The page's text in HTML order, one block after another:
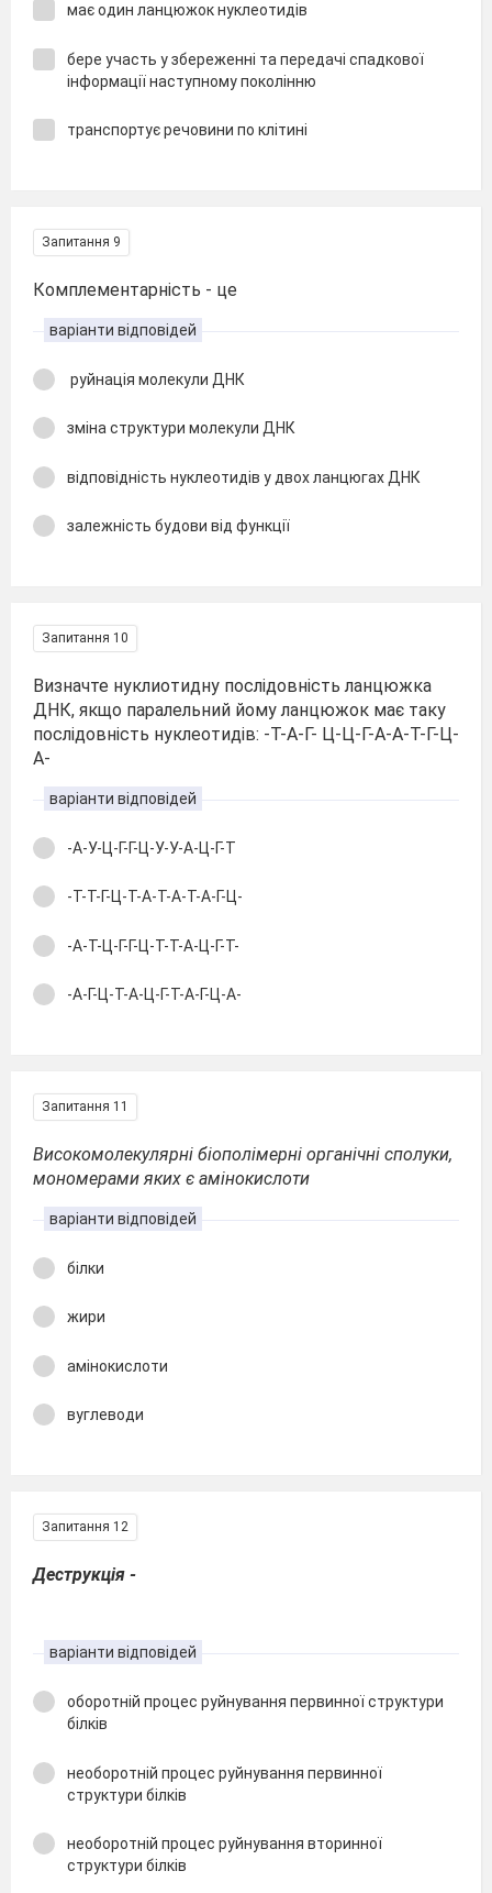
має один ланцюжок нуклеотидів
бере участь у збереженні та передачі спадкової
інформації наступному поколінню
транспортує речовини по клітині
Запитання 9
Комплементарність - це
варіанти відповідей
руйнація молекули ДНК
зміна структури молекули ДНК
відповідність нуклеотидів у двох ланцюгах ДНК
залежність будови від функції
Запитання 10
Визначте нуклиотидну послідовність ланцюжка
ДНК, якщо паралельний йому ланцюжок має таку
послідовність нуклеотидів: -Т-А-Г- Ц-Ц-Г-А-А-Т-Г-Ц-
А-
варіанти відповідей
-А-У-Ц-Г-Г-Ц-У-У-А-Ц-Г-Т
-Т-Т-Г-Ц-Т-А-Т-А-Т-А-Г-Ц-
-А-Т-Ц-Г-Г-Ц-Т-Т-А-Ц-Г-Т-
-А-Г-Ц-Т-А-Ц-Г-Т-А-Г-Ц-А-
Запитання 11
Високомолекулярні біополімерні органічні сполуки,
мономерами яких є амінокислоти
варіанти відповідей
білки
жири
амінокислоти
вуглеводи
Запитання 12
Деструкція -
варіанти відповідей
оборотній процес руйнування первинної структури
білків
необоротній процес руйнування первинної
структури білків
необоротній процес руйнування вторинної
структури білків